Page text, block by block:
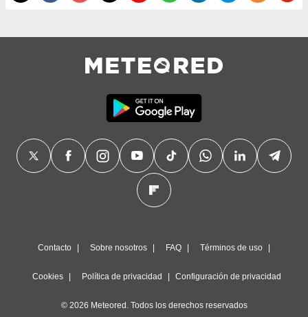
1199
Contacto Sobre nosotros FAQ Términos de uso
Cookies Política de privacidad Configuración de privacidad
© 2026 Meteored. Todos los derechos reservados